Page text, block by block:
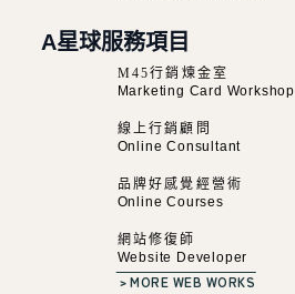
A星球服務項目
M45行銷煉金室
Marketing Card Workshop
線上行銷顧問
Online Consultant
品牌好感覺經營術
Online Courses
網站修復師
Website Developer
﹥MORE WEB WORKS